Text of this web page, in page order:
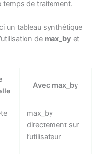
temps de traitement.
un tableau synthétique
de max_by et
Avec max_by
max_by
directement sur
l’utilisateur